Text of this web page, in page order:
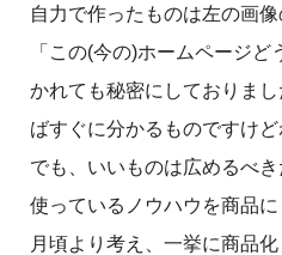
自力で作ったものは左の画
「この(今の)ホームページ
かれても秘密にしておりま
ばすぐに分かるものですけど
でも、いいものは広めるべ
使っているノウハウを商品
月頃より考え、一挙に商品